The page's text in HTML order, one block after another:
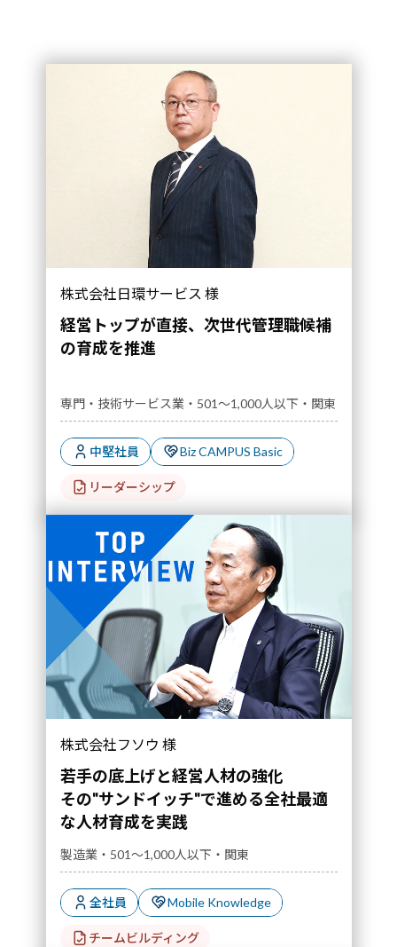
株式会社日環サービス 様
経営トップが直接、次世代管理職候補
の育成を推進
専門・技術サービス業・501～1,000人以下・関東
中堅社員 Biz CAMPUS Basic
リーダーシップ
成を実践｜導入事例">
株式会社フソウ 様
若手の底上げと経営人材の強化
その"サンドイッチ"で進める全社最適
な人材育成を実践
製造業・501～1,000人以下・関東
全社員 Mobile Knowledge
チームビルディング